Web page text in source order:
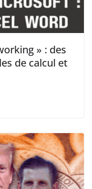
» : des
de calcul et